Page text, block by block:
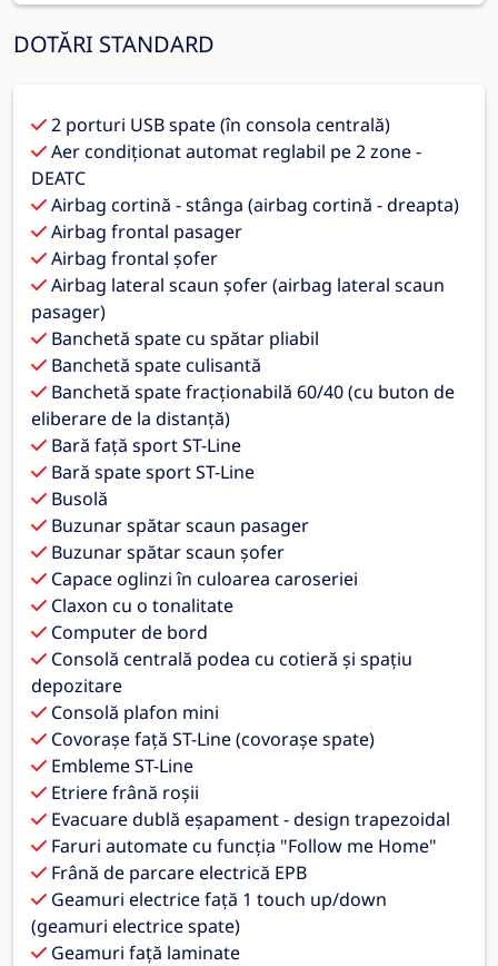
DOTĂRI STANDARD
2 porturi USB spate (în consola centrală)
Aer condiționat automat reglabil pe 2 zone -
DEATC
Airbag cortină - stânga (airbag cortină - dreapta)
Airbag frontal pasager
Airbag frontal șofer
Airbag lateral scaun șofer (airbag lateral scaun
pasager)
Banchetă spate cu spătar pliabil
Banchetă spate culisantă
Banchetă spate fracționabilă 60/40 (cu buton de
eliberare de la distanță)
Bară față sport ST-Line
Bară spate sport ST-Line
Busolă
Buzunar spătar scaun pasager
Buzunar spătar scaun șofer
Capace oglinzi în culoarea caroseriei
Claxon cu o tonalitate
Computer de bord
Consolă centrală podea cu cotieră și spațiu
depozitare
Consolă plafon mini
Covorașe față ST-Line (covorașe spate)
Embleme ST-Line
Etriere frână roșii
Evacuare dublă eșapament - design trapezoidal
Faruri automate cu funcția "Follow me Home"
Frână de parcare electrică EPB
Geamuri electrice față 1 touch up/down
(geamuri electrice spate)
Geamuri față laminate